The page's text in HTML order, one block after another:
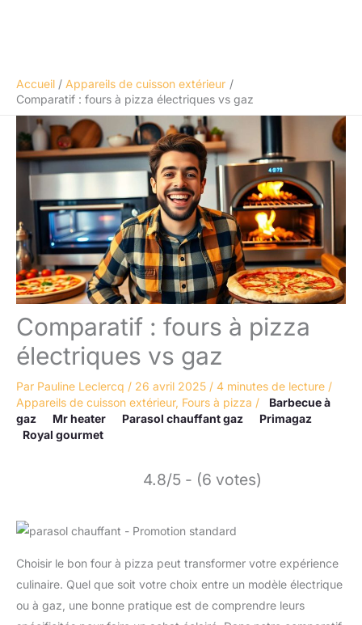
Accueil
Appareils de cuisson extérieur
Comparatif : fours à pizza électriques vs gaz
Comparatif : fours à pizza
électriques vs gaz
Par Pauline Leclercq / 26 avril 2025 / 4 minutes de lecture /
Appareils de cuisson extérieur, Fours à pizza /
Barbecue à
gaz
Mr heater Parasol chauffant gaz
Primagaz
Royal gourmet
4.8/5 - (6 votes)
Choisir le bon four à pizza peut transformer votre expérience
culinaire. Quel que soit votre choix entre un modèle électrique
ou à gaz, une bonne pratique est de comprendre leurs